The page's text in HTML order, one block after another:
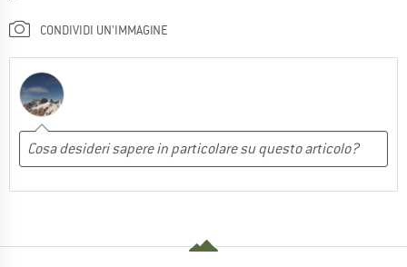
CONDIVIDI UN'IMMAGINE